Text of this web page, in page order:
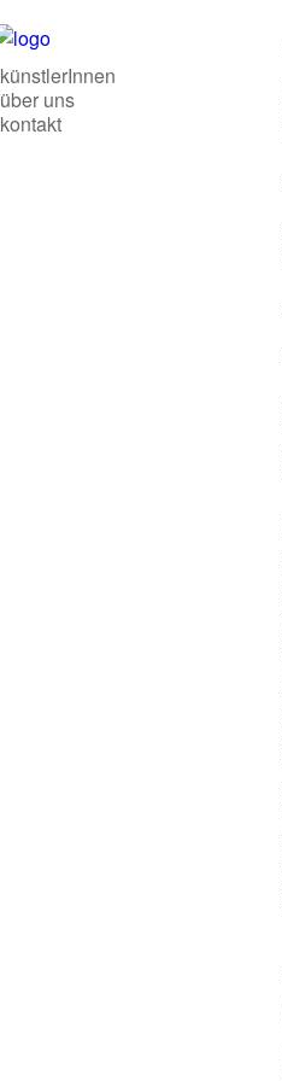
künstlerInnen
über uns
kontakt